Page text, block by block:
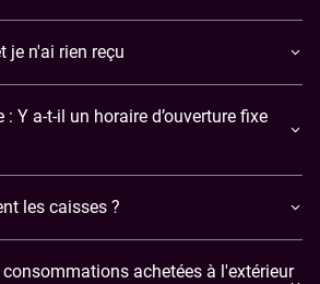
je n'ai rien reçu
: Y a-t-il un horaire d’ouverture fixe
les caisses ?
consommations achetées à l'extérieur